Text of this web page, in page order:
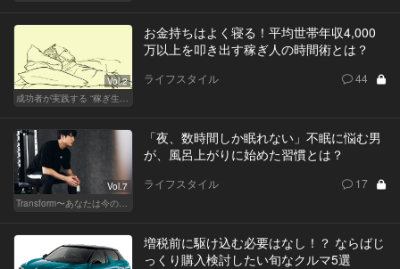
Vol.2
お金持ちはよく寝る！平均世帯年収4,000
万以上を叩き出す稼ぎ人の時間術とは？
ライフスタイル 44
Vol.7
「夜、数時間しか眠れない」不眠に悩む男
が、風呂上がりに始めた習慣とは？
ライフスタイル 17
増税前に駆け込む必要はなし！？ ならばじ
っくり購入検討したい旬なクルマ5選